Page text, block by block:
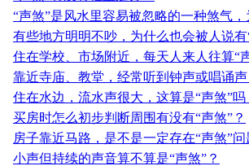
“声煞”是风水里容易被忽略的一种煞气，
有些地方明明不吵，为什么也会被人说有
住在学校、市场附近，每天人来人往算“
靠近寺庙、教堂，经常听到钟声或唱诵声
住在水边，流水声很大，这算是“声煞”吗
买房时怎么初步判断周围有没有“声煞”？
房子靠近马路，是不是一定存在“声煞”问
小声但持续的声音算不算是“声煞”？